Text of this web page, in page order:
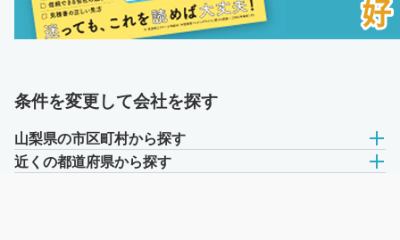
条件を変更して会社を探す
山梨県の市区町村から探す
近くの都道府県から探す